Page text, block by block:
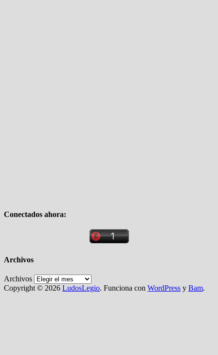
Conectados ahora:
Archivos
Archivos
Copyright © 2026 LudosLegio. Funciona con WordPress y Bam.